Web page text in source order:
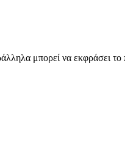
μπορεί να εκφράσει το